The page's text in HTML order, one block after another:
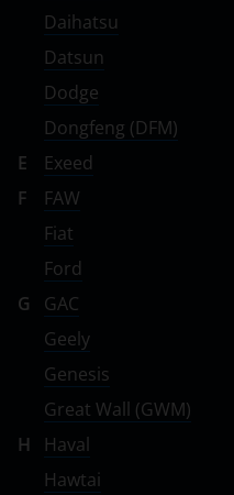
Daihatsu
Datsun
Dodge
Dongfeng (DFM)
E
Exeed
F
FAW
Fiat
Ford
G
GAC
Geely
Genesis
Great Wall (GWM)
H
Haval
Hawtai